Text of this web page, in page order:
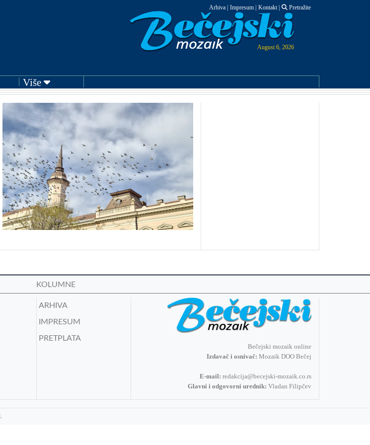
Arhiva Impresum Kontakt| Pretražite
August 6, 2026
Više
KOLUMNE
ARHIVA
IMPRESUM
PRETPLATA
Bečejski mozaik online
Izdavač i osnivač: Mozaik DOO Bečej
E-mail: redakcija@becejski-mozaik.co.rs
Glavni i odgovorni urednik: Vladan Filipčev
.